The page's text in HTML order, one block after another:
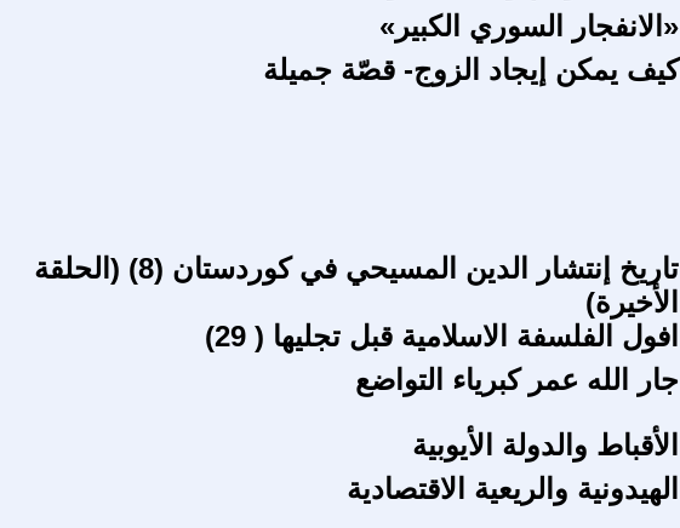
«الانفجار السوري الكبير»
كيف يمكن إيجاد الزوج- قصّة جميلة
تاريخ إنتشار الدين المسيحي في كوردستان (8) (الحلقة
الأخيرة)
افول الفلسفة الاسلامية قبل تجليها ( 29)
جار الله عمر كبرياء التواضع
الأقباط والدولة الأيوبية
الهيدونية والريعية الاقتصادية